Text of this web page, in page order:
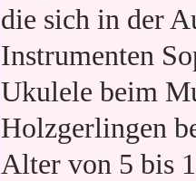
die sich in der
Instrumenten
Ukulele beim
Holzgerlingen
Alter von 5 bis